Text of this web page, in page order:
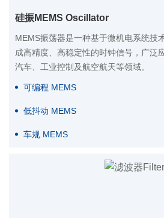
硅振MEMS Oscillator
MEMS振荡器‌是一种基于微机电系统技
成高精度、高稳定性的时钟信号，广泛
汽车、工业控制及航空航天等领域。
可编程 MEMS
低抖动 MEMS
车规 MEMS